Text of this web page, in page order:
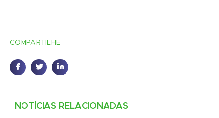
COMPARTILHE
NOTÍCIAS RELACIONADAS